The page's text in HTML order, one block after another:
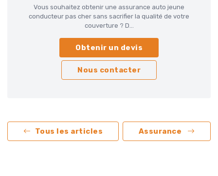
Vous souhaitez obtenir une assurance auto jeune
conducteur pas cher sans sacrifier la qualité de votre
couverture ? D...
Obtenir un devis
Nous contacter
Tous les articles Assurance